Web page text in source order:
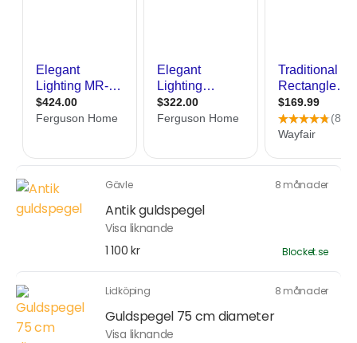
Gävle 8 månader
Antik guldspegel
Visa liknande
1 100 kr
Blocket.se
Lidköping 8 månader
Guldspegel 75 cm diameter
Visa liknande